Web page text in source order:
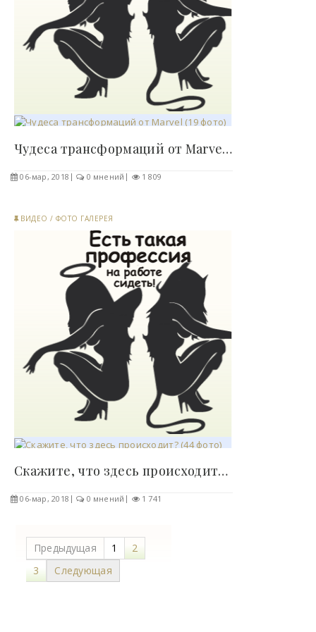
Чудеса трансформаций от Marvel (19 фото)..
06-мар, 2018 0 мнений 1 809
ВИДЕО / ФОТО ГАЛЕРЕЯ
Скажите, что здесь происходит? (44 фото)..
06-мар, 2018 0 мнений 1 741
Предыдущая 1
2
3
Следующая